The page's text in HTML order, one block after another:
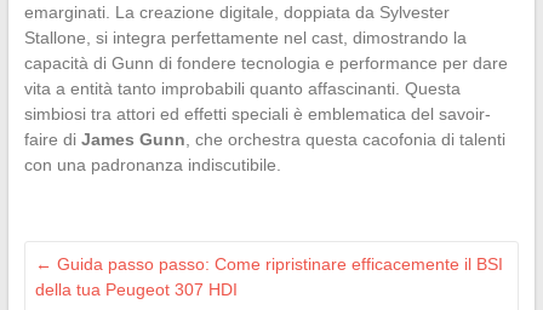
emarginati. La creazione digitale, doppiata da Sylvester
Stallone, si integra perfettamente nel cast, dimostrando la
capacità di Gunn di fondere tecnologia e performance per dare
vita a entità tanto improbabili quanto affascinanti. Questa
simbiosi tra attori ed effetti speciali è emblematica del savoir-
faire di James Gunn , che orchestra questa cacofonia di talenti
con una padronanza indiscutibile.
← Guida passo passo: Come ripristinare efficacemente il BSI
della tua Peugeot 307 HDI